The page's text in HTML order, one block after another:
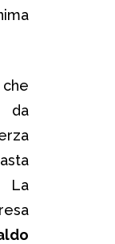
da
La